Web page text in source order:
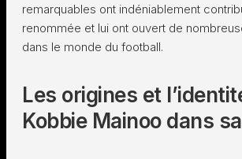
remarquables ont indéniablement
renommée et lui ont ouvert de
dans le monde du football.
Les origines et
Kobbie Mainoo dans